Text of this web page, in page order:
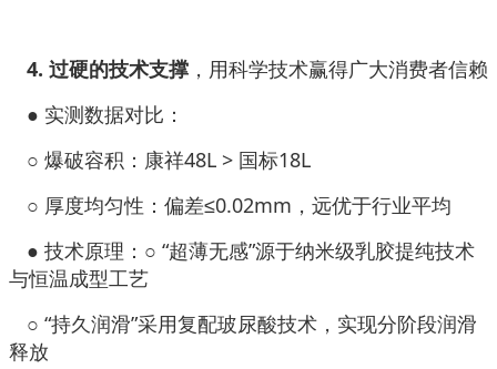
4. 过硬的技术支撑 ，用科学技术赢得广大消费者信赖
● 实测数据对比：
○ 爆破容积：康祥48L > 国标18L
○ 厚度均匀性：偏差≤0.02mm，远优于行业平均
● 技术原理：○ “超薄无感”源于纳米级乳胶提纯技术
与恒温成型工艺
○ “持久润滑”采用复配玻尿酸技术，实现分阶段润滑
释放